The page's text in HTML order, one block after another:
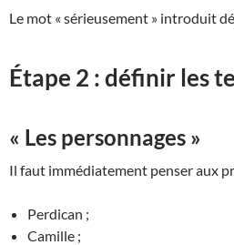
Le mot « sérieusement » introduit
Étape 2 : définir les
« Les personnages »
Il faut immédiatement penser aux
Perdican ;
Camille ;